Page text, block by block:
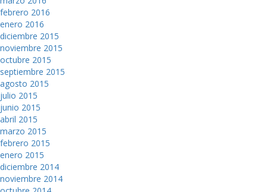
febrero 2016
enero 2016
diciembre 2015
noviembre 2015
octubre 2015
septiembre 2015
agosto 2015
julio 2015
junio 2015
abril 2015
marzo 2015
febrero 2015
enero 2015
diciembre 2014
noviembre 2014